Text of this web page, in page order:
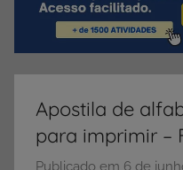
compartilhamento
dicasApostila de
para imprimir –
Publicado em 6 de